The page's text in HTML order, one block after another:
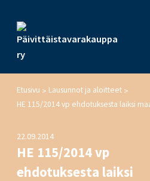
Etusivu > Lausunnot ja aloitteet >
22.09.2014
HE 115/2014 vp
ehdotuksesta laiksi